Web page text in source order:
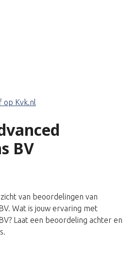
op Kvk.nl
BV
van beoordelingen van
Wat is jouw ervaring met
Laat een beoordeling achter en